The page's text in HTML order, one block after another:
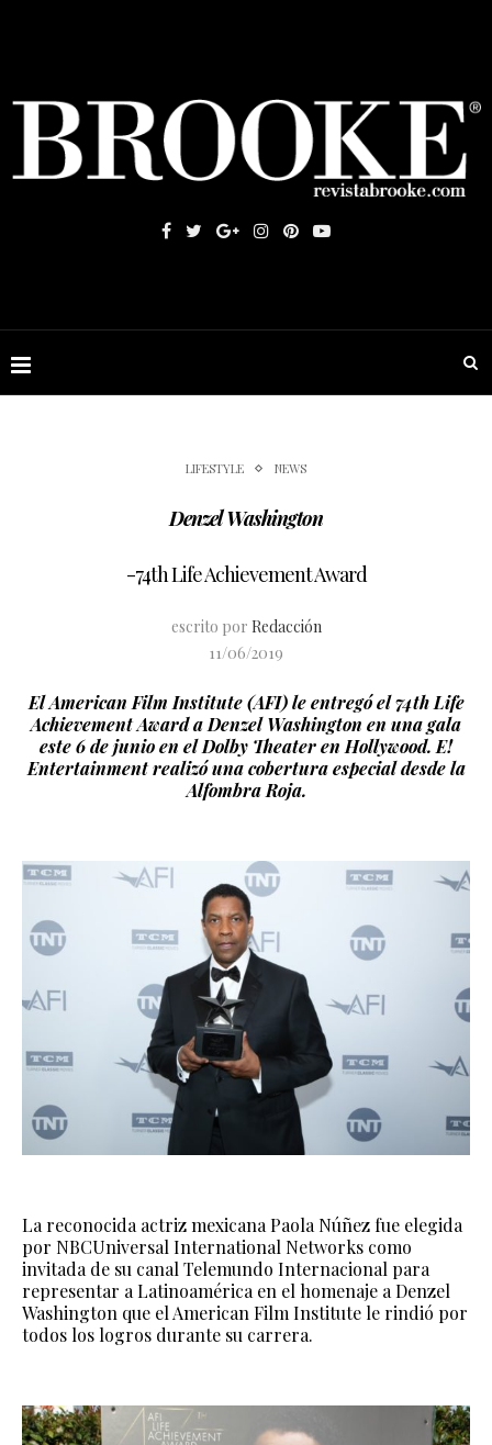
LIFESTYLE NEWS
Denzel Washington
-74th Life Achievement Award
escrito por Redacción
11/06/2019
El American Film Institute (AFI) le entregó el 74th Life
Achievement Award a Denzel Washington en una gala
este 6 de junio en el Dolby Theater en Hollywood. E!
Entertainment realizó una cobertura especial desde la
Alfombra Roja.
La reconocida actriz mexicana Paola Núñez fue elegida
por NBCUniversal International Networks como
invitada de su canal Telemundo Internacional para
representar a Latinoamérica en el homenaje a Denzel
Washington que el American Film Institute le rindió por
todos los logros durante su carrera.